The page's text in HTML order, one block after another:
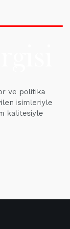
ve politika
isimleriyle
kalitesiyle